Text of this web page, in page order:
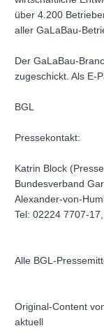
über 4.200
aller GaLaBau-
Der GaLaBau-
zugeschickt. Als E-
BGL
Pressekontakt:
Katrin Block
Bundesverband
Alexander-von-
Tel: 02224 7707-
Alle BGL-
Original-Content
aktuell